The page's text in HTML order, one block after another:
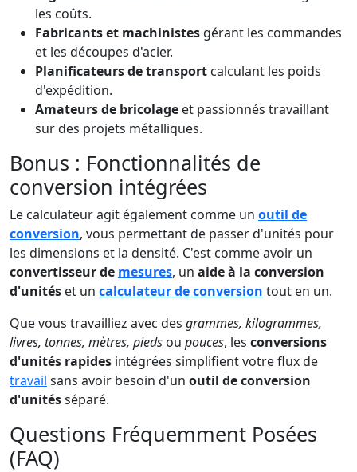
les coûts.
Fabricants et machinistes gérant les commandes
et les découpes d'acier.
Planificateurs de transport calculant les poids
d'expédition.
Amateurs de bricolage et passionnés travaillant
sur des projets métalliques.
Bonus : Fonctionnalités de
conversion intégrées
Le calculateur agit également comme un outil de
conversion, vous permettant de passer d'unités pour
les dimensions et la densité. C'est comme avoir un
convertisseur de mesures, un aide à la conversion
d'unités et un calculateur de conversion tout en un.
Que vous travailliez avec des grammes, kilogrammes,
livres, tonnes, mètres, pieds ou pouces, les conversions
d'unités rapides intégrées simplifient votre flux de
travail sans avoir besoin d'un outil de conversion
d'unitésséparé.
Questions Fréquemment Posées
(FAQ)